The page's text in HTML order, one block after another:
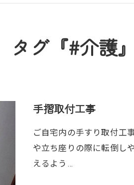
タグ『#介護
手摺取付工事
ご自宅内の手すり取付工
や立ち座りの際に転倒し
えるよう…